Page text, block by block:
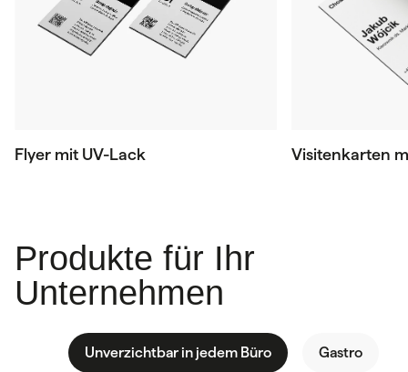
Flyer mit UV-Lack Visitenkarten
Produkte für Ihr
Unternehmen
Unverzichtbar in jedem Büro Gastro